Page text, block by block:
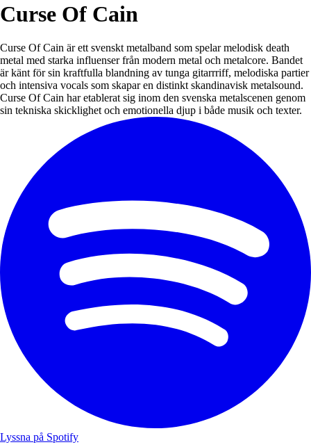
Curse Of Cain
Curse Of Cain är ett svenskt metalband som spelar melodisk death
metal med starka influenser från modern metal och metalcore. Bandet
är känt för sin kraftfulla blandning av tunga gitarrriff, melodiska partier
och intensiva vocals som skapar en distinkt skandinavisk metalsound.
Curse Of Cain har etablerat sig inom den svenska metalscenen genom
sin tekniska skicklighet och emotionella djup i både musik och texter.
Lyssna på Spotify